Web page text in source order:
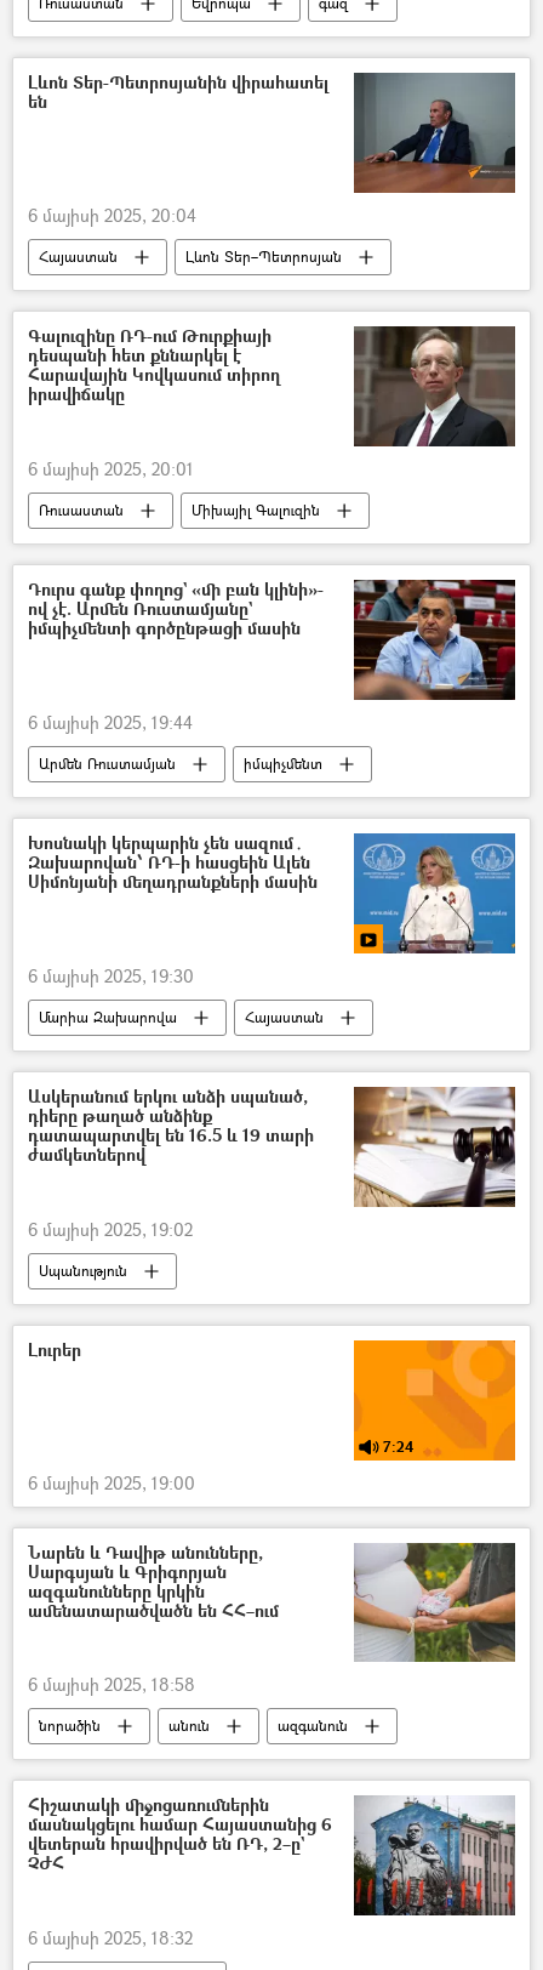
էներգակիր
Լևոն Տեր-Պետրոսյանին վիրահատել
են
6 մայիսի 2025, 20:04
Հայաստան
Լևոն Տեր–Պետրոսյան
վիրահատություն
«Աստղիկ» բժշկական կենտրոն
Գալուզինը ՌԴ-ում Թուրքիայի
դեսպանի հետ քննարկել է
Հարավային Կովկասում տիրող
իրավիճակը
6 մայիսի 2025, 20:01
Ռուսաստան
Միխայիլ Գալուզին
Դեսպան
Թուրքիա
Դուրս գանք փողոց` «մի բան կլինի»-
ով չէ. Արմեն Ռուստամյանը`
իմպիչմենտի գործընթացի մասին
6 մայիսի 2025, 19:44
Արմեն Ռուստամյան
իմպիչմենտ
Նիկոլ Փաշինյան
ընդդիմություն
«Պատիվ ունեմ» դաշինք
«Հայաստան» դաշինք
Խոսնակի կերպարին չեն սազում․
Զախարովան՝ ՌԴ-ի հասցեին Ալեն
Սիմոնյանի մեղադրանքների մասին
6 մայիսի 2025, 19:30
Մարիա Զախարովա
Հայաստան
Ռուսաստան
Ալեն Սիմոնյան
Ասկերանում երկու անձի սպանած,
դիերը թաղած անձինք
դատապարտվել են 16.5 և 19 տարի
ժամկետներով
6 մայիսի 2025, 19:02
Սպանություն
ՀՀ գլխավոր դատախազություն
դատ
Լուրեր
7:24
6 մայիսի 2025, 19:00
Նարեն և Դավիթ անունները,
Սարգսյան և Գրիգորյան
ազգանունները կրկին
ամենատարածվածն են ՀՀ–ում
6 մայիսի 2025, 18:58
նորածին անուն
ազգանուն
Հայաստան
Հիշատակի միջոցառումներին
մասնակցելու համար Հայաստանից 6
վետերան հրավիրված են ՌԴ, 2–ը`
ՉԺՀ
6 մայիսի 2025, 18:32